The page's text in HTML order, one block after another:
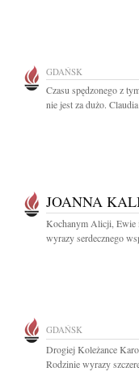
GDAŃSK
Czasu spędzonego z
nie jest za dużo.
JOANNA
Kochanym Alicji, Ewie i
wyrazy serdecznego
GDAŃSK
Drogiej Koleżance
Rodzinie wyrazy